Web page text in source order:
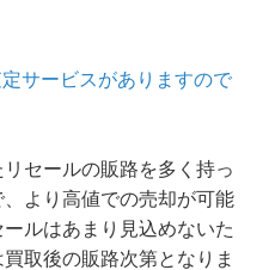
サービスがありますので
セールの販路を多く持っ
より高値での売却が可能
ルはあまり見込めないた
取後の販路次第となりま